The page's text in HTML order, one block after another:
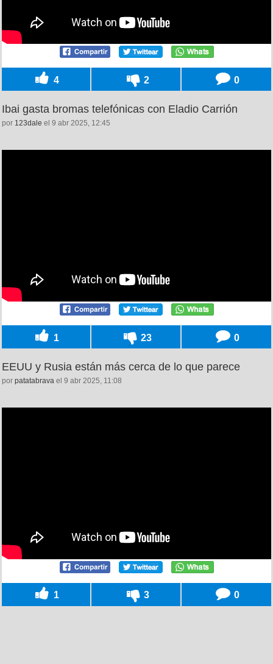
4 2 0
Ibai gasta bromas telefónicas con Eladio Carrión
por 123dale el 9 abr 2025, 12:45
1 23 0
EEUU y Rusia están más cerca de lo que parece
por patatabrava el 9 abr 2025, 11:08
1 3 0